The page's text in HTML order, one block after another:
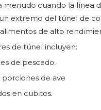
cuando la
extremo del túnel de
de alto
de túnel incluyen:
de pescado.
de ave
en cubitos.